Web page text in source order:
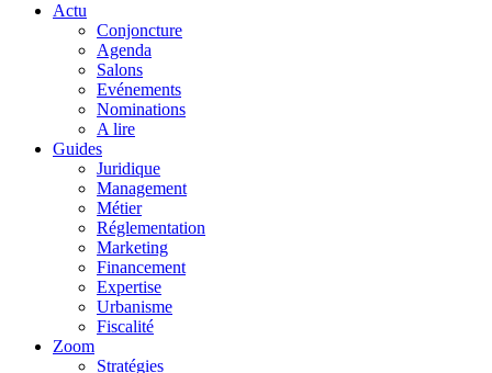
Actu
Conjoncture
Agenda
Salons
Evénements
Nominations
A lire
Guides
Juridique
Management
Métier
Réglementation
Marketing
Financement
Expertise
Urbanisme
Fiscalité
Zoom
Stratégies